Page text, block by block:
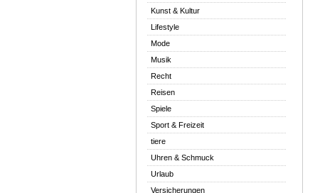
Kunst & Kultur
Lifestyle
Mode
Musik
Recht
Reisen
Spiele
Sport & Freizeit
tiere
Uhren & Schmuck
Urlaub
Versicherungen